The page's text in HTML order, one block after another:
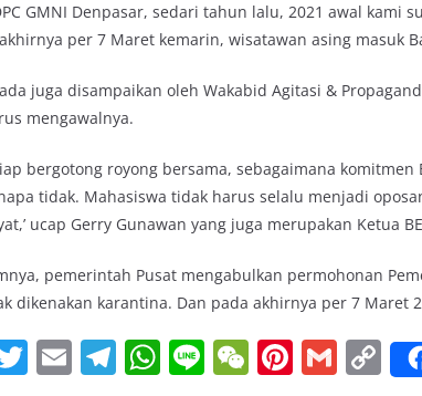
GMNI Denpasar, sedari tahun lalu, 2021 awal
per 7 Maret kemarin, wisatawan asing masuk
juga disampaikan oleh Wakabid Agitasi &
mengawalnya.
bergotong royong bersama, sebagaimana
tidak. Mahasiswa tidak harus selalu menjadi
ucap Gerry Gunawan yang juga merupakan Ketua
pemerintah Pusat mengabulkan permohonan
dikenakan karantina. Dan pada akhirnya per 7 Maret
T E T W Li W Pi G C